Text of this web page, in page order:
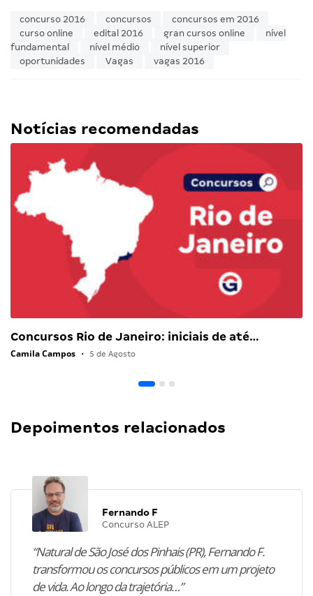
concurso 2016 concursos
concursos em 2016
curso online
edital 2016 gran cursos online
nível
fundamental
nível médio
nível superior
oportunidades
Vagas vagas 2016
Notícias recomendadas
Concursos Rio de Janeiro: iniciais de até…
Camila Campos • 5 de Agosto
Depoimentos relacionados
Fernando F
Concurso ALEP
“Natural de São José dos Pinhais (PR), Fernando F.
transformou os concursos públicos em um projeto
de vida. Ao longo da trajetória…”